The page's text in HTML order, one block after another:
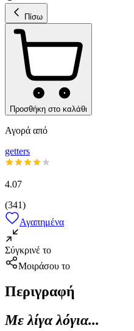
Πίσω
Προσθήκη στο καλάθι
Αγορά από
getters
4.07
(341)
Αγαπημένα
Σύγκρινέ το
Μοιράσου το
Περιγραφή
Με λίγα λόγια...